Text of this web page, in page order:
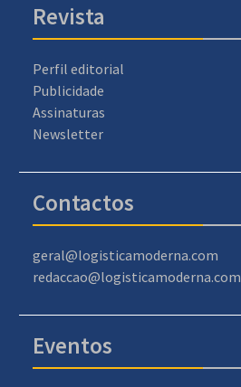
Revista
Perfil editorial
Publicidade
Assinaturas
Newsletter
Contactos
geral@logisticamoderna.com
redaccao@logisticamoderna.com
Eventos